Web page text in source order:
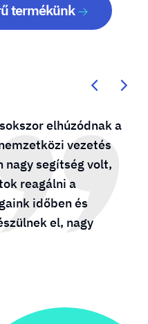
termékünk
elhúzódnak a
vezetés
nagy segítség volt,
reagálni a
időben és
el, nagy